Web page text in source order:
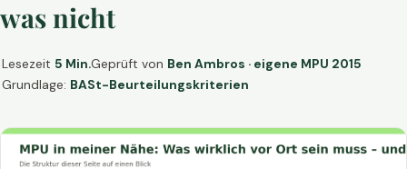
was nicht
Lesezeit 5 Min.Geprüft von Ben Ambros · eigene MPU 2015
Grundlage: BASt-Beurteilungskriterien